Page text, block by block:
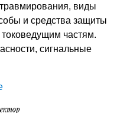
виды
и средства защиты
токоведущим частям.
сигнальные